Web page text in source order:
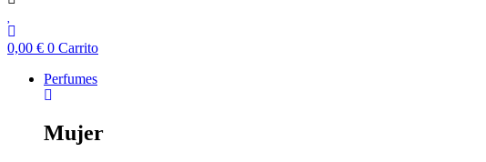
0,00 € 0 Carrito
Perfumes
Mujer